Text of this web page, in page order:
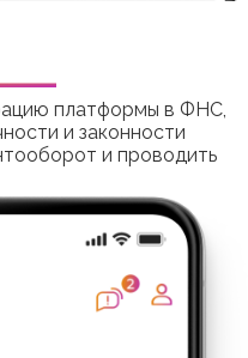
платформы в ФНС,
и законности
и проводить